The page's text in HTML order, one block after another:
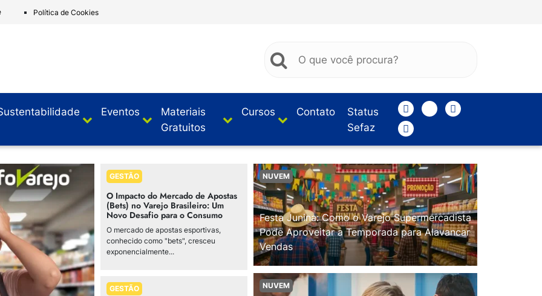
Política de Cookies
Eventos
Materiais
Gratuitos
Cursos Contato
Status
Sefaz
GESTÃO
O Impacto do Mercado de Apostas
(Bets) no Varejo Brasileiro: Um
Novo Desafio para o Consumo
O mercado de apostas esportivas,
conhecido como "bets", cresceu
exponencialmente...
GESTÃO
NUVEM
Festa Junina: Como o Varejo Supermercadista
Pode Aproveitar a Temporada para Alavancar
Vendas
NUVEM